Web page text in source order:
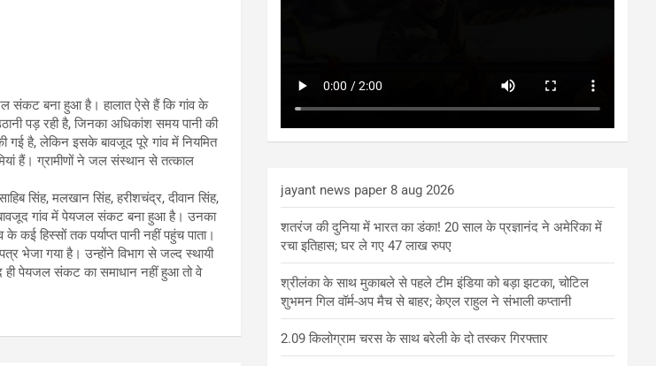
संकट बना हुआ है। हालात ऐसे हैं कि गांव के
पड़ रही है, जिनका अधिकांश समय पानी की
गई है, लेकिन इसके बावजूद पूरे गांव में नियमित
हैं। ग्रामीणों ने जल संस्थान से तत्काल
सिंह, मलखान सिंह, हरीशचंद्र, दीवान सिंह,
गांव में पेयजल संकट बना हुआ है। उनका
कई हिस्सों तक पर्याप्त पानी नहीं पहुंच पाता।
भेजा गया है। उन्होंने विभाग से जल्द स्थायी
ही पेयजल संकट का समाधान नहीं हुआ तो वे
jayant news paper 8 aug 2026
शतरंज की दुनिया में भारत का डंका! 20 साल के प्रज्ञानंद ने अमेरिका में
रचा इतिहास; घर ले गए 47 लाख रुपए
श्रीलंका के साथ मुकाबले से पहले टीम इंडिया को बड़ा झटका, चोटिल
शुभमन गिल वॉर्म-अप मैच से बाहर; केएल राहुल ने संभाली कप्तानी
2.09 किलोग्राम चरस के साथ बरेली के दो तस्कर गिरफ्तार